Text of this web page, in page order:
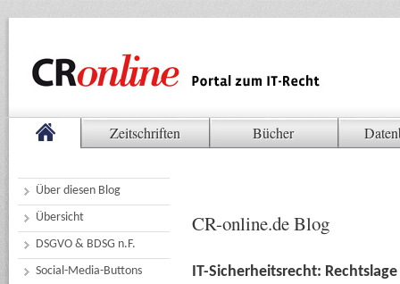
Zeitschriften Bücher
Über diesen Blog
Übersicht
DSGVO & BDSG n.F.
Social-Media-Buttons
CR-online.de Blog
IT-Sicherheitsrecht: